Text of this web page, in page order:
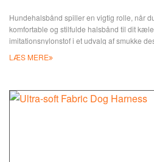
Hundehalsbånd spiller en vigtig rolle, når
komfortable og stilfulde halsbånd til dit
imitationsnylonstof i et udvalg af smukke
Leder du efter noget specifikt, der passer til
LÆS MERE